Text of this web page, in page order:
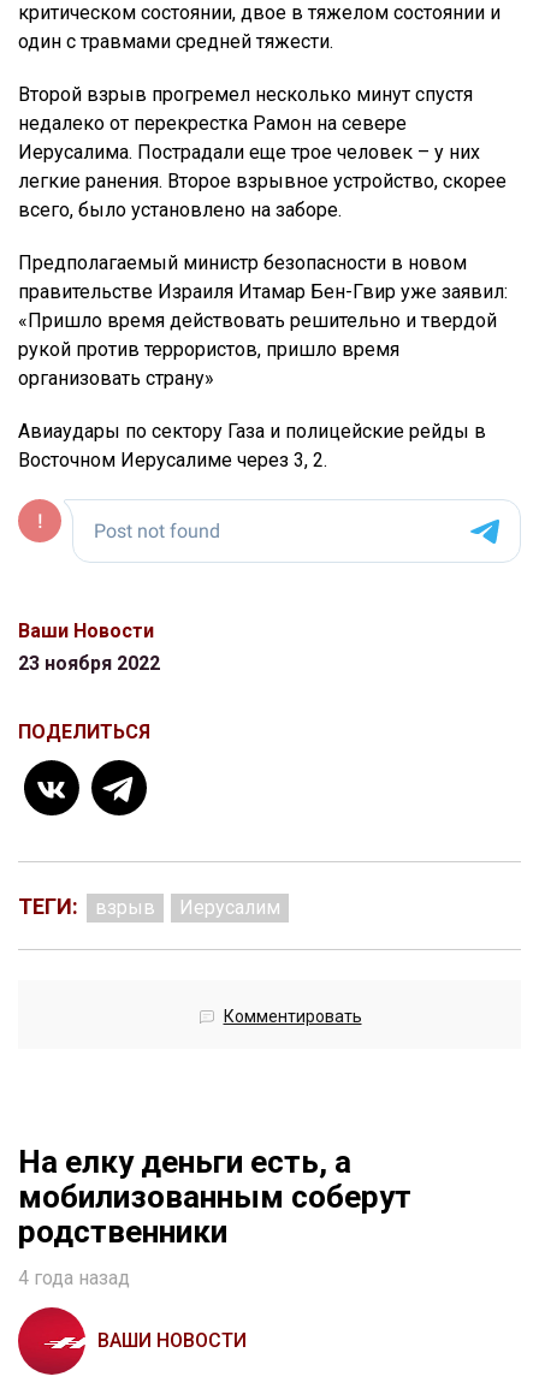
критическом состоянии, двое в тяжелом состоянии и
один с травмами средней тяжести.
Второй взрыв прогремел несколько минут спустя
недалеко от перекрестка Рамон на севере
Иерусалима. Пострадали еще трое человек – у них
легкие ранения. Второе взрывное устройство, скорее
всего, было установлено на заборе.
Предполагаемый министр безопасности в новом
правительстве Израиля Итамар Бен-Гвир уже заявил:
«Пришло время действовать решительно и твердой
рукой против террористов, пришло время
организовать страну»
Авиаудары по сектору Газа и полицейские рейды в
Восточном Иерусалиме через 3, 2.
Ваши Новости
23 ноября 2022
ПОДЕЛИТЬСЯ
ТЕГИ: взрыв Иерусалим
Комментировать
На елку деньги есть, а
мобилизованным соберут
родственники
4 года назад
ВАШИ НОВОСТИ